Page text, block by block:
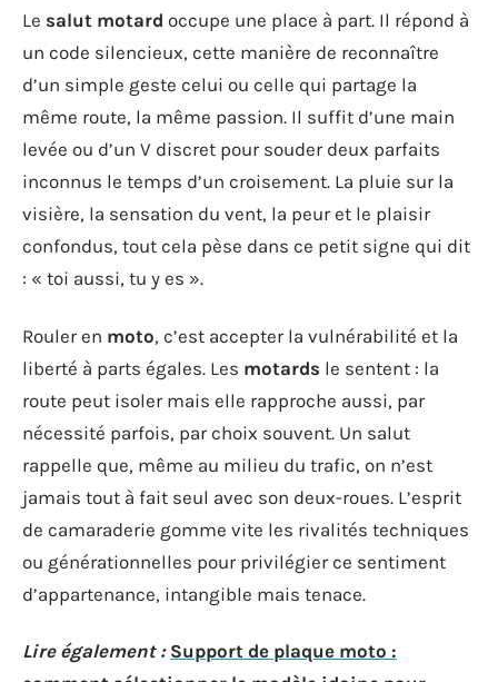
Le salut motard occupe une place à part. Il répond à
un code silencieux, cette manière de reconnaître
d’un simple geste celui ou celle qui partage la
même route, la même passion. Il suffit d’une main
levée ou d’un V discret pour souder deux parfaits
inconnus le temps d’un croisement. La pluie sur la
visière, la sensation du vent, la peur et le plaisir
confondus, tout cela pèse dans ce petit signe qui dit
: « toi aussi, tu y es ».
Rouler en moto, c’est accepter la vulnérabilité et la
liberté à parts égales. Les motards le sentent : la
route peut isoler mais elle rapproche aussi, par
nécessité parfois, par choix souvent. Un salut
rappelle que, même au milieu du trafic, on n’est
jamais tout à fait seul avec son deux-roues. L’esprit
de camaraderie gomme vite les rivalités techniques
ou générationnelles pour privilégier ce sentiment
d’appartenance, intangible mais tenace.
Lire également : Support de plaque moto :